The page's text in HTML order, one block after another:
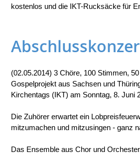
kostenlos und die IKT-Rucksäcke für
(02.05.2014) 3 Chöre, 100 Stimmen,
Gospelprojekt aus Sachsen und
Kirchentags (IKT) am Sonntag, 8. Juni
Die Zuhörer erwartet ein
mitzumachen und mitzusingen - ganz
Das Ensemble aus Chor und